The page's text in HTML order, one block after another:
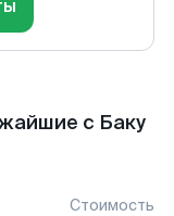
с Баку
Стоимость